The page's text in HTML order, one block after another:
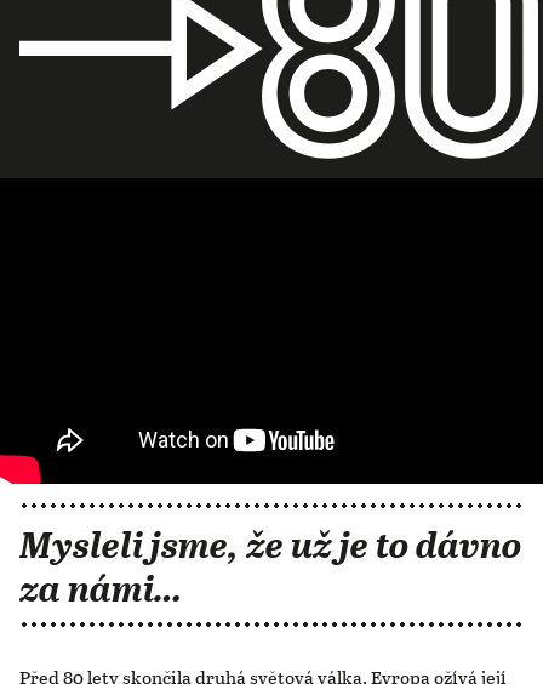
Mysleli jsme, že už je to dávno
za námi…
Před 80 lety skončila druhá světová válka. Evropa ožívá její